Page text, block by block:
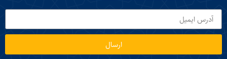
ارسال